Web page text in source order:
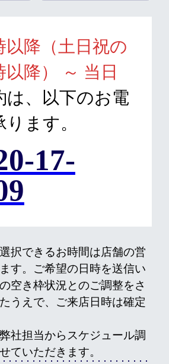
以降（土日祝の
以降） ～ 当日
は、以下のお電
ます。
17-
択できるお時間は店舗の営
す。ご希望の日時を送信い
空き枠状況とのご調整をさ
うえで、ご来店日時は確定
社担当からスケジュール調
ていただきます。